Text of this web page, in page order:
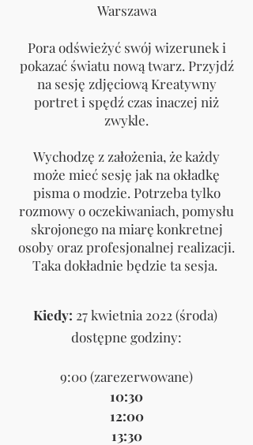
Warszawa
Pora odświeżyć swój wizerunek i
pokazać światu nową twarz. Przyjdź
na sesję zdjęciową Kreatywny
portret i spędź czas inaczej niż
zwykle.
Wychodzę z założenia, że każdy
może mieć sesję jak na okładkę
pisma o modzie. Potrzeba tylko
rozmowy o oczekiwaniach, pomysłu
skrojonego na miarę konkretnej
osoby oraz profesjonalnej realizacji.
Taka dokładnie będzie ta sesja.
Kiedy: 27kwietnia 2022 (środa)
dostępne godziny:
9:00 (zarezerwowane)
10:30
12:00
13:30